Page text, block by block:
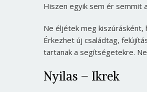
Hiszen egyik sem ér semmit
Ne éljétek meg kiszúrásként,
Érkezhet új családtag,
tartanak a segítségetekre.
Nyilas – Ikrek